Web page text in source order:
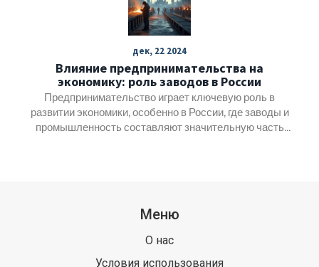
дек, 22 2024
Влияние предпринимательства на
экономику: роль заводов в России
Предпринимательство играет ключевую роль в
развитии экономики, особенно в России, где заводы и
промышленность составляют значительную часть
экономическому росту в различных регионах страны.
предпринимательство может помочь адаптироваться к
изменениям и вызовам в экономике.
Меню
О нас
Условия использования